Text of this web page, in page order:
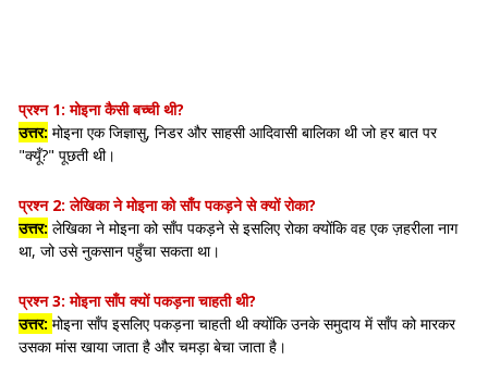
प्रश्न 1: मोइना कैसी बच्ची थी?
उत्तर: मोइना एक जिज्ञासु, निडर और साहसी आदिवासी बालिका थी जो हर बात पर
"क्यूँ?" पूछती थी।
प्रश्न 2: लेखिका ने मोइना को साँप पकड़ने से क्यों रोका?
उत्तर: लेखिका ने मोइना को साँप पकड़ने से इसलिए रोका क्योंकि वह एक ज़हरीला नाग
था, जो उसे नुकसान पहुँचा सकता था।
प्रश्न 3: मोइना साँप क्यों पकड़ना चाहती थी?
उत्तर: मोइना साँप इसलिए पकड़ना चाहती थी क्योंकि उनके समुदाय में साँप को मारकर
उसका मांस खाया जाता है और चमड़ा बेचा जाता है।